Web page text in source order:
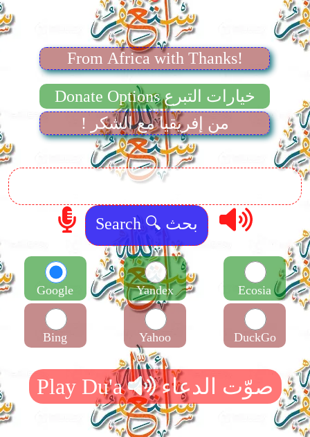
From Africa with Thanks!
Donate Options خيارات التبرع
! من إفريقيا مع الشكر
Google
Bing
Yandex
Yahoo
Ecosia
DuckGo